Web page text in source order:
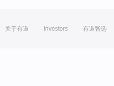
关于有道 Investors 有道智选